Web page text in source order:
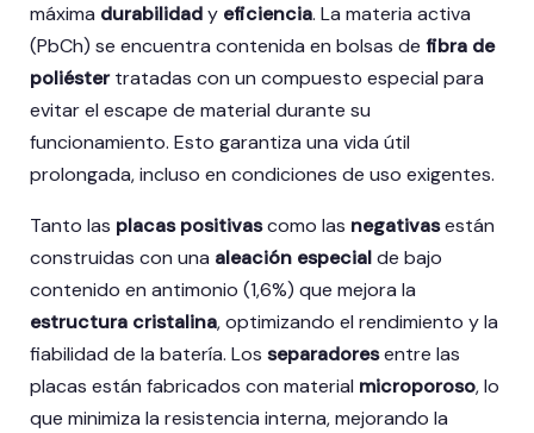
máxima durabilidady eficiencia. La materia activa
(PbCh) se encuentra contenida en bolsas de fibra de
poliéstertratadas con un compuesto especial para
evitar el escape de material durante su
funcionamiento. Esto garantiza una vida útil
prolongada, incluso en condiciones de uso exigentes.
Tanto las placas positivascomo las negativasestán
construidas con una aleación especialde bajo
contenido en antimonio (1,6%) que mejora la
estructura cristalina, optimizando el rendimiento y la
fiabilidad de la batería. Los separadoresentre las
placas están fabricados con material microporoso, lo
que minimiza la resistencia interna, mejorando la